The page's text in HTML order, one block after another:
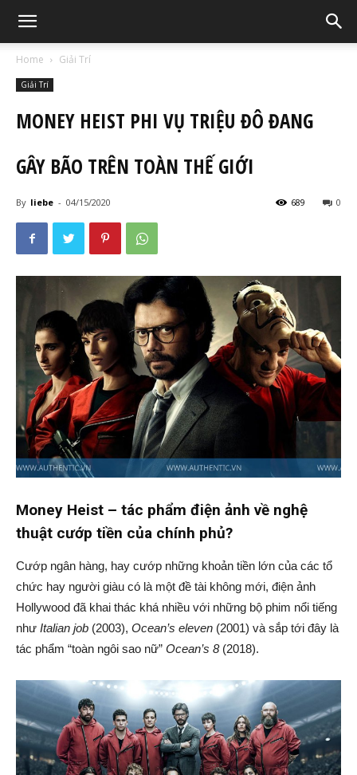
Home Giải Trí
Giải Trí
MONEY HEIST PHI VỤ TRIỆU ĐÔ ĐANG
GÂY BÃO TRÊN TOÀN THẾ GIỚI
By liebe - 04/15/2020 0
689
Money Heist – tác phẩm điện ảnh về nghệ
thuật cướp tiền của chính phủ?
Cướp ngân hàng, hay cướp những khoản tiền lớn của các tổ
chức hay người giàu có là một đề tài không mới, điện ảnh
Hollywood đã khai thác khá nhiều với những bộ phim nổi tiếng
như Italian job (2003), Ocean’s eleven (2001) và sắp tới đây là
tác phẩm “toàn ngôi sao nữ” Ocean’s 8(2018).